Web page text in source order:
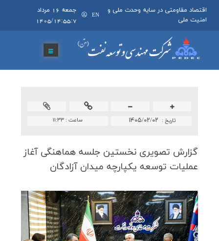
اقتصاد مقاومتی در سایه وحدت ملی و
امنیت ملی
EN
جمعه 16 مرداد
1405/14:55:7
ساعت :۱۱:۳۳ تاريخ : ۱۴۰۵/۰۲/۰۲
گزارش تصویری نخستین جلسه هماهنگی آغاز
عملیات توسعه یكپارچه میدان آزادگان